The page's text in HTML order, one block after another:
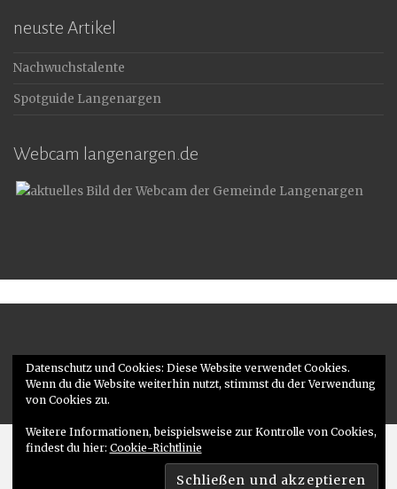
neuste Artikel
Nachwuchstalente
Spotguide Langenargen
Webcam langenargen.de
Impressum | Datenschutz
Datenschutz und Cookies: Diese Website verwendet Cookies.
Wenn du die Website weiterhin nutzt, stimmst du der Verwendung
von Cookies zu.
Weitere Informationen, beispielsweise zur Kontrolle von Cookies,
findest du hier: Cookie-Richtlinie